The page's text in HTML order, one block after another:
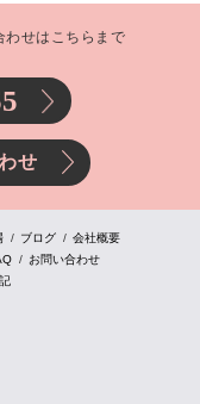
わせはこちらまで
せ
ブログ
会社概要
お問い合わせ